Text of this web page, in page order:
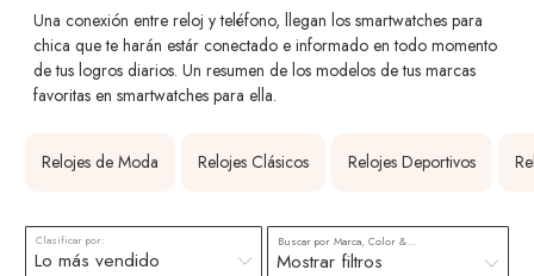
Una conexión entre reloj y teléfono, llegan los smartwatches para
chica que te harán estár conectado e informado en todo momento
de tus logros diarios. Un resumen de los modelos de tus marcas
favoritas en smartwatches para ella.
Relojes de Moda Relojes Clásicos Relojes Deportivos
Clasificar por: Buscar por Marca, Color & más
Mostrar filtros